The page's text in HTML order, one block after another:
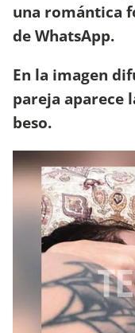
una romántica
de WhatsApp.
En la imagen
pareja aparece
beso.